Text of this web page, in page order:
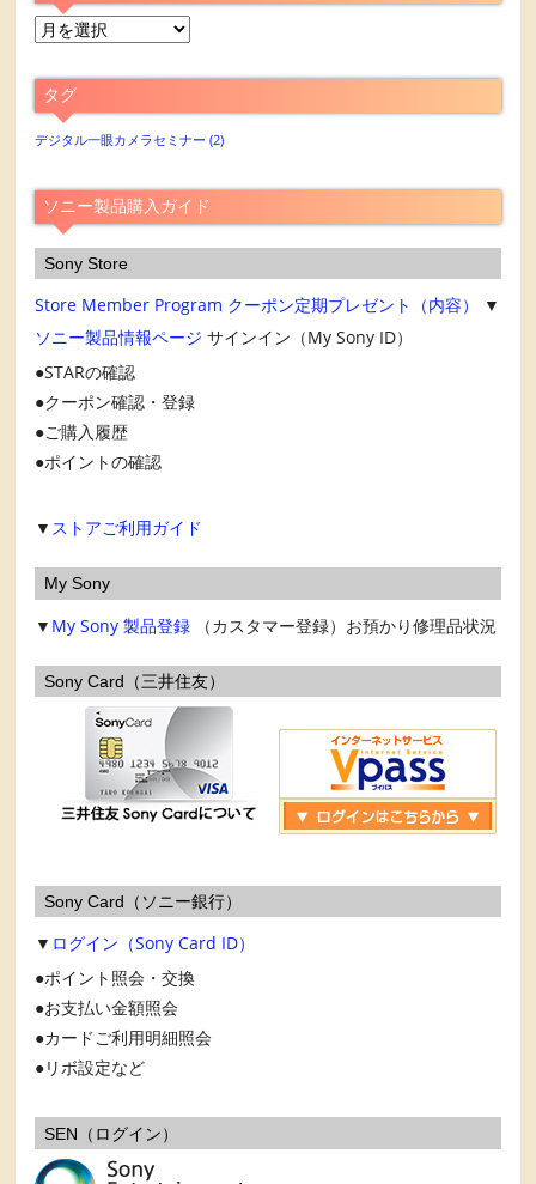
月
ア
ー
カ
ブ
タグ
デジタル一眼カメラセミナー (2)
ソニー製品購入ガイド
Sony Store
Store Member Program クーポン定期プレゼント（内容）
▼
ソニー製品情報ページ サインイン（My Sony ID）
STARの確認
クーポン確認・登録
ご購入履歴
ポイントの確認
▼ ストアご利用ガイド
My Sony
▼ My Sony 製品登録 （カスタマー登録）お預かり修理品状況
Sony Card（三井住友）
Sony Card（ソニー銀行）
▼ ログイン（Sony Card ID）
ポイント照会・交換
お支払い金額照会
カードご利用明細照会
リボ設定など
SEN（ログイン）